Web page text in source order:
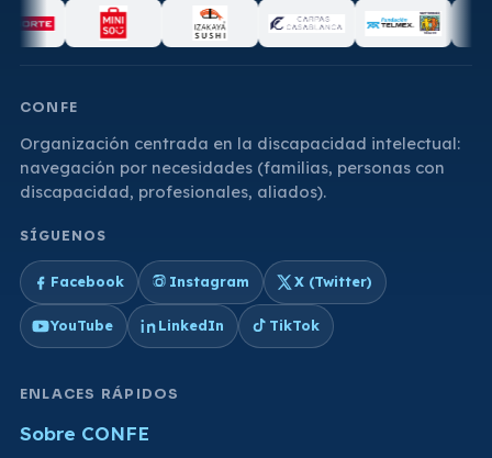
CONFE
Organización centrada en la discapacidad intelectual:
navegación por necesidades (familias, personas con
discapacidad, profesionales, aliados).
SÍGUENOS
Facebook Instagram X (Twitter)
YouTube LinkedIn TikTok
ENLACES RÁPIDOS
Sobre CONFE